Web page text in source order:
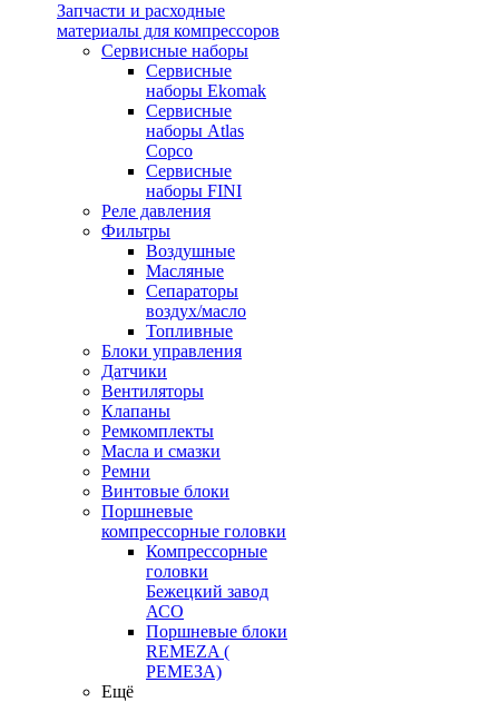
Запчасти и расходные
материалы для компрессоров
Cервисные наборы
Сервисные
наборы Ekomak
Cервисные
наборы Atlas
Copco
Сервисные
наборы FINI
Реле давления
Фильтры
Воздушные
Масляные
Сепараторы
воздух/масло
Топливные
Блоки управления
Датчики
Вентиляторы
Клапаны
Ремкомплекты
Масла и смазки
Ремни
Винтовые блоки
Поршневые
компрессорные головки
Компрессорные
головки
Бежецкий завод
АСО
Поршневые блоки
REMEZA (
РЕМЕЗА)
Ещё